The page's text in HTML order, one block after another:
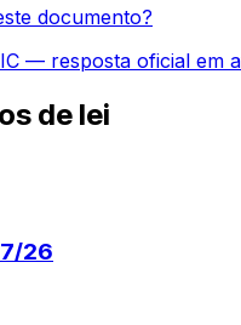
documento?
— resposta oficial em
de lei
26